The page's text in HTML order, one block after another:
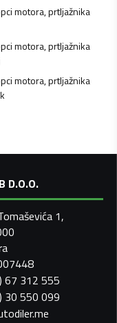
motora, prtljažnika
motora, prtljažnika
motora, prtljažnika
D.O.O.
1,
67 312 555
30 550 099